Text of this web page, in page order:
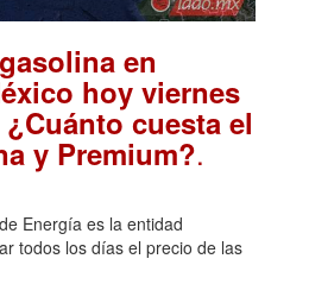
en
hoy viernes
cuesta el
y Premium?.
Energía es la entidad
todos los días el precio de las